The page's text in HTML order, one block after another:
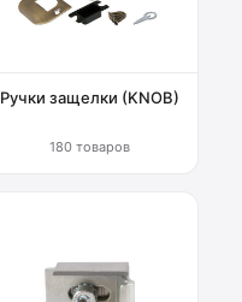
Ручки защелки (KNOB)
180 товаров